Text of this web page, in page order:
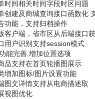
时间相关时间字段时区问题
创建及商城查询接口函数化
功能，支持归档操作
客户端，省市区从后端接口
用户识别支持session模式
能完善,增加位置选项
品支持在首页轮播图展示
增加图标/图片设置功能
图文详情支持从电商描述取
视图优化